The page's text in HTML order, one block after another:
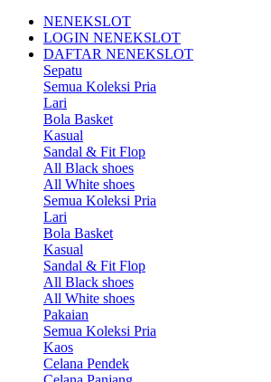
NENEKSLOT
LOGIN NENEKSLOT
DAFTAR NENEKSLOT
Sepatu
Semua Koleksi Pria
Lari
Bola Basket
Kasual
Sandal & Fit Flop
All Black shoes
All White shoes
Semua Koleksi Pria
Lari
Bola Basket
Kasual
Sandal & Fit Flop
All Black shoes
All White shoes
Pakaian
Semua Koleksi Pria
Kaos
Celana Pendek